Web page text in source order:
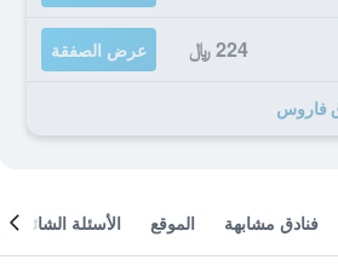
224 ﷼ عرض الصفقة
فنادق مشابهة الموقع الأسئلة الشائعة